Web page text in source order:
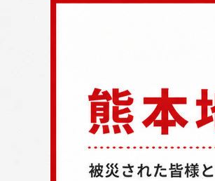
名入れ（縦書き）から選ぶ
名入れ（横書き）から選ぶ